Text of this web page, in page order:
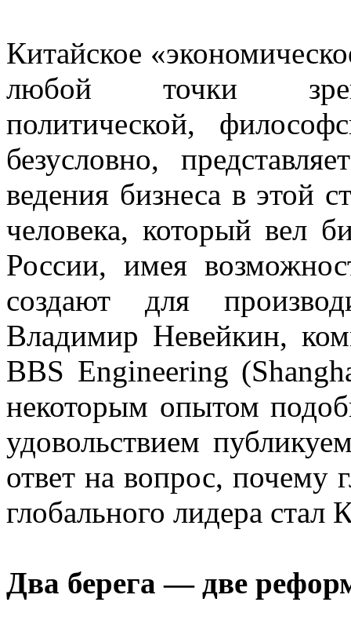
Китайское
любой точки
политической,
безусловно,
ведения бизнеса в этой
человека, который вел
России, имея
создают для
Владимир Невейкин,
BBS Engineering
некоторым опытом
удовольствием
ответ на вопрос, почему
глобального лидера стал
Два берега — две